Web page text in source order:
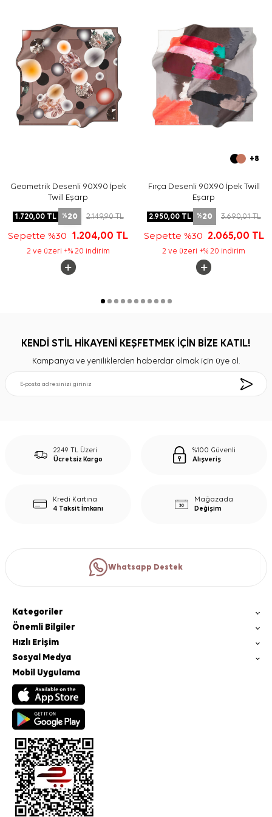
Yıkama ve bakım için ürün etiketindeki talimatları
izleyiniz. İpek ve hassas eşarp bakımında, etikette elde
hassas bakım uygunsaAker İpek Eşarp Şampuanı
kullanabilirsiniz.
Sıkça Sorulan Sorular
Ekru Yeşil İpek Kare Desenli Eşarp ölçüsü nedir?
Bu ürün hangi malzemeden üretilmiştir?
Desen ve renk görünümü nasıldır?
Bu eşarp hangi kombinlerle kullanılabilir?
Geometrik Desenli 90X90 İpek
Twill Eşarp
1.720,00TL %20 2.149,90TL
Sepette %30 1.204,00 TL
2 ve üzeri +% 20 indirim
+8
Fırça Desenli 90X90 İpek Twill
Eşarp
2.950,00TL %20 3.690,01TL
Sepette %30 2.065,00 TL
2 ve üzeri +% 20 indirim
KENDİ STİL HİKAYENİ KEŞFETMEK İÇİN BİZE KATIL!
Kampanya ve yeniliklerden haberdar olmak için üye ol.
2249 TL Üzeri
Ücretsiz Kargo
%100 Güvenli
Alışveriş
Kredi Kartına
4 Taksit İmkanı
Mağazada
Değişim
Whatsapp Destek
Kategoriler
Önemli Bilgiler
Hızlı Erişim
Sosyal Medya
Mobil Uygulama